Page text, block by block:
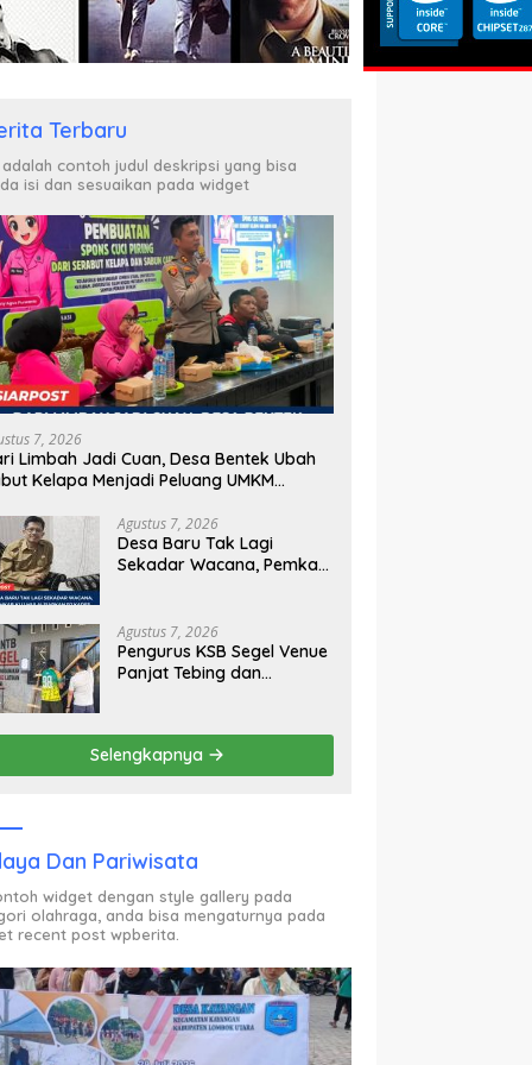
Terbaru
adalah contoh judul deskripsi yang bisa
isi dan sesuaikan pada widget
7, 2026
Limbah Jadi Cuan, Desa Bentek Ubah
Kelapa Menjadi Peluang UMKM
Agustus 7, 2026
Desa Baru Tak Lagi
Sekadar Wacana, Pemkab
Agustus 7, 2026
Pengurus KSB Segel Venue
Panjat Tebing dan
Beralih Ke Dompu
Selengkapnya
Dan Pariwisata
widget dengan style gallery pada
olahraga, anda bisa mengaturnya pada
recent post wpberita.